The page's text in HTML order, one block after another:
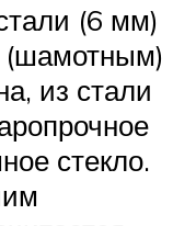
(6 мм)
(шамотным)
из стали
стекло.